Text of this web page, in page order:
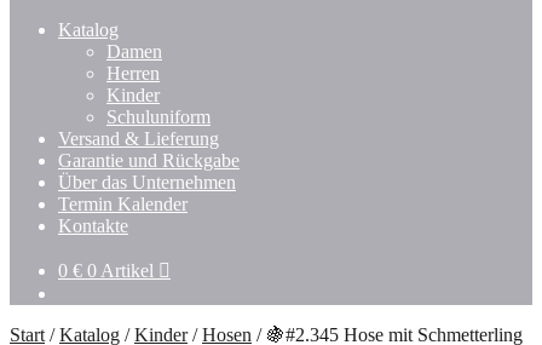
Katalog
Damen
Herren
Kinder
Schuluniform
Versand & Lieferung
Garantie und Rückgabe
Über das Unternehmen
Termin Kalender
Kontakte
0 € 0 Artikel
Start /Katalog /Kinder/Hosen / 🍇#2.345 Hose mit Schmetterling